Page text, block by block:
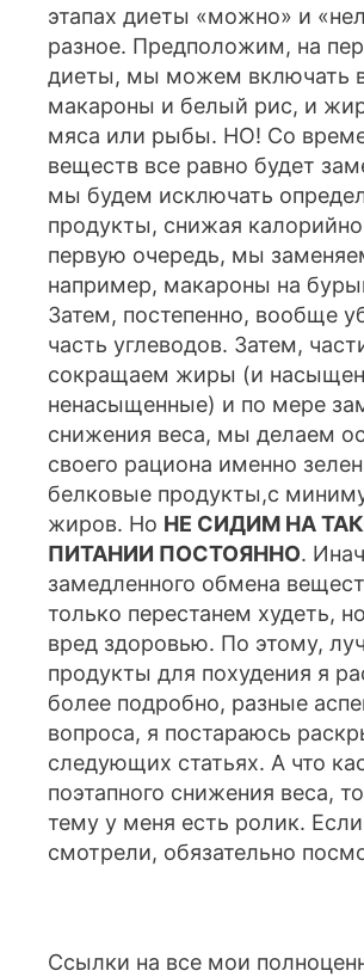
этапах диеты «можно» и
разное. Предположим, на
диеты, мы можем включать
макароны и белый рис, и
мяса или рыбы. НО! Со
веществ все равно будет
мы будем исключать
продукты, снижая
первую очередь, мы
например, макароны на
Затем, постепенно, вообще
часть углеводов. Затем,
сокращаем жиры (и
ненасыщенные) и по мере
снижения веса, мы делаем
своего рациона именно
белковые продукты,с
жиров. Но НЕ СИДИМ НА
ПИТАНИИ ПОСТОЯННО.
замедленного обмена
только перестанем худеть,
вред здоровью. По этому,
продукты для похудения я
более подробно, разные
вопроса, я постараюсь
следующих статьях. А что
поэтапного снижения веса,
тему у меня есть ролик.
смотрели, обязательно
Ссылки на все мои